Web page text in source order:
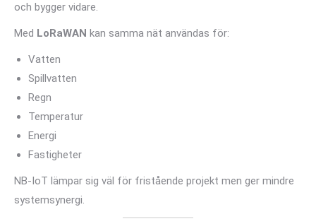
och bygger vidare.
Med LoRaWAN kan samma nät användas för:
Vatten
Spillvatten
Regn
Temperatur
Energi
Fastigheter
NB-IoT lämpar sig väl för fristående projekt men ger mindre
systemsynergi.